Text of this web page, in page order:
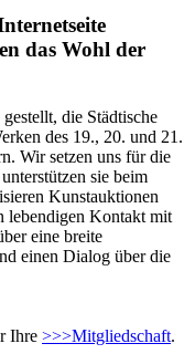
das Wohl der
die Städtische
des 19., 20. und 21.
Wir setzen uns für die
sie beim
Kunstauktionen
lebendigen Kontakt mit
eine breite
einen Dialog über die
Ihre >>>Mitgliedschaft.